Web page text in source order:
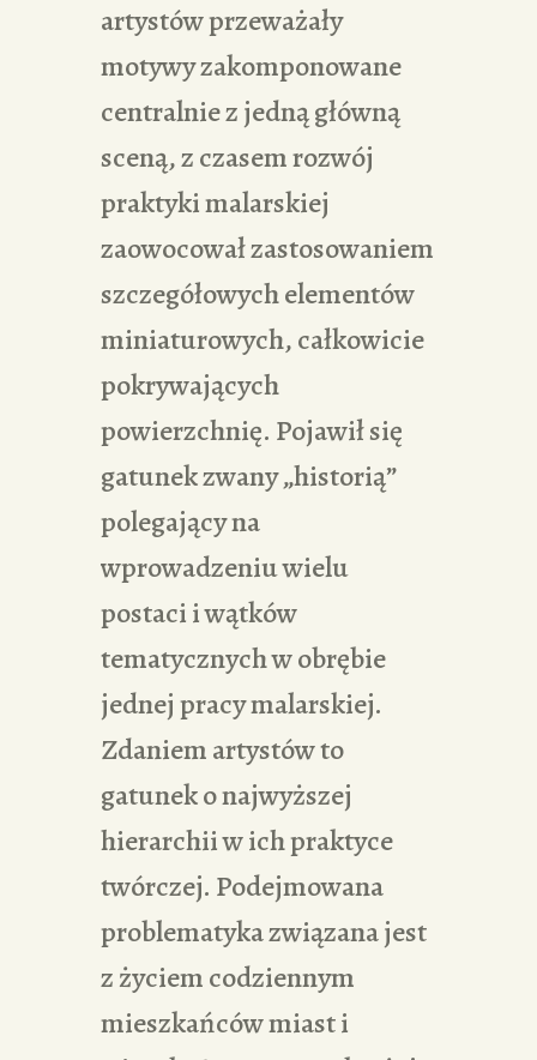
artystów przeważały
motywy zakomponowane
centralnie z jedną główną
sceną, z czasem rozwój
praktyki malarskiej
zaowocował zastosowaniem
szczegółowych elementów
miniaturowych, całkowicie
pokrywających
powierzchnię. Pojawił się
gatunek zwany „historią”
polegający na
wprowadzeniu wielu
postaci i wątków
tematycznych w obrębie
jednej pracy malarskiej.
Zdaniem artystów to
gatunek o najwyższej
hierarchii w ich praktyce
twórczej. Podejmowana
problematyka związana jest
z życiem codziennym
mieszkańców miast i